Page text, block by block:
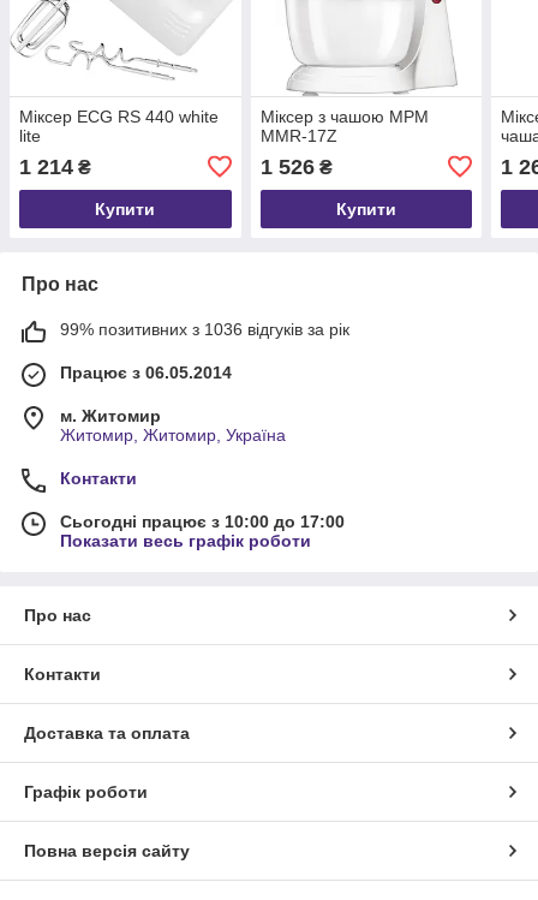
Міксер ECG RS 440 white
lite
1 214 ₴
Купити
Міксер з чашою MPM
MMR-17Z
1 526₴
Купити
1
Про нас
99% позитивних з 1036 відгуків за рік
Працює з 06.05.2014
м. Житомир
Житомир, Житомир, Україна
Контакти
Сьогодні працює з 10:00 до 17:00
Показати весь графік роботи
Про нас
Контакти
Доставка та оплата
Графік роботи
Повна версія сайту